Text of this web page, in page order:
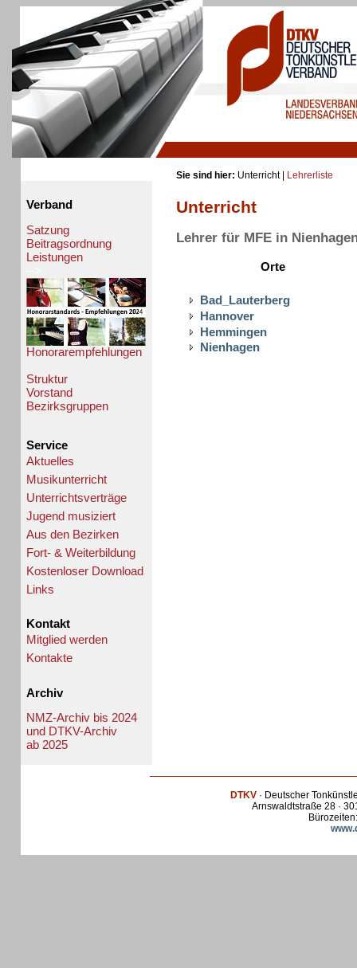
Verband
Satzung
Beitragsordnung
Leistungen
Honorarempfehlungen
Struktur
Vorstand
Bezirksgruppen
Service
Aktuelles
Musikunterricht
Unterrichtsverträge
Jugend musiziert
Aus den Bezirken
Fort- & Weiterbildung
Kostenloser Download
Links
Kontakt
Mitglied werden
Kontakte
Archiv
NMZ-Archiv bis 2024
und DTKV-Archiv
ab 2025
Sie sind hier: Unterricht | Lehrerliste
Unterricht
Lehrer für MFE in
Orte
Bad_Lauterberg
Hannover
Hemmingen
Nienhagen
DTKV· Deutscher
Arnswaldtstraße 28 ·